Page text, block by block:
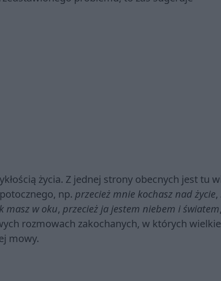
życia. Z jednej strony obecnych jest tu
np. przecież mnie kochasz nad życie,
masz w oku, przecież ja jestem niebem i światem
rozmowach zakochanych, w których wielkie
mowy.